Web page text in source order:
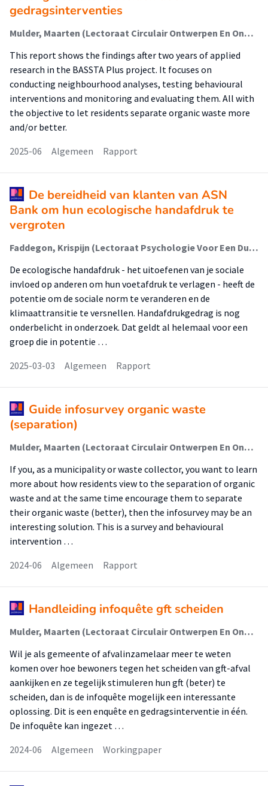
gedragsinterventies
Mulder, Maarten (Lectoraat Circulair Ontwerpen En Ondernemen); Faddegon, Krispijn (Lectoraat Psychologie Voor Een Duurzame Stad); Kappers, Carlijn (Lectoraat Psychologie Voor Een Duurzame Stad); Snäll, Bente (Lectoraat Circulair Ontwerpen En Ondernemen)
This report shows the findings after two years of applied
research in the BASSTA Plus project. It focuses on
conducting neighbourhood analyses, testing behavioural
interventions and monitoring and evaluating them. All with
the objective to let residents separate organic waste more
and/or better.
2025-06
Algemeen Rapport
De bereidheid van klanten van ASN
Bank om hun ecologische handafdruk te
vergroten
Faddegon, Krispijn (Lectoraat Psychologie Voor Een Duurzame Stad); Benoist, Nico; Bos, Marijn; Toolens, Nora; Renes, Reint Jan (Lectoraat Psychologie Voor Een Duurzame Stad); Bolderdijk, Jan Willem
De ecologische handafdruk - het uitoefenen van je sociale
invloed op anderen om hun voetafdruk te verlagen - heeft de
potentie om de sociale norm te veranderen en de
klimaattransitie te versnellen. Handafdrukgedrag is nog
onderbelicht in onderzoek. Dat geldt al helemaal voor een
groep die in potentie …
2025-03-03
Algemeen Rapport
Guide infosurvey organic waste
(separation)
Mulder, Maarten (Lectoraat Circulair Ontwerpen En Ondernemen); Snäll, Bente (Lectoraat Circulair Ontwerpen En Ondernemen); Kappers, Carlijn (Lectoraat Psychologie Voor Een Duurzame Stad); Faddegon, Krispijn (Lectoraat Psychologie Voor Een Duurzame Stad)
If you, as a municipality or waste collector, you want to learn
more about how residents view to the separation of organic
waste and at the same time encourage them to separate
their organic waste (better), then the infosurvey may be an
interesting solution. This is a survey and behavioural
intervention …
2024-06
Algemeen Rapport
Handleiding infoquête gft scheiden
Mulder, Maarten (Lectoraat Circulair Ontwerpen En Ondernemen); Snäll, Bente (Lectoraat Circulair Ontwerpen En Ondernemen); Kappers, Carlijn (Lectoraat Psychologie Voor Een Duurzame Stad); Faddegon, Krispijn (Lectoraat Psychologie Voor Een Duurzame Stad)
Wil je als gemeente of afvalinzamelaar meer te weten
komen over hoe bewoners tegen het scheiden van gft-afval
aankijken en ze tegelijk stimuleren hun gft (beter) te
scheiden, dan is de infoquête mogelijk een interessante
oplossing. Dit is een enquête en gedragsinterventie in één.
De infoquête kan ingezet …
2024-06
Algemeen Workingpaper